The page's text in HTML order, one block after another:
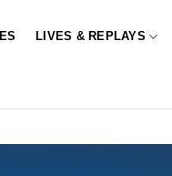
LIVES & REPLAYS